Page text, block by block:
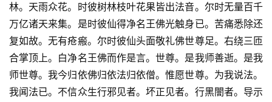
林。天雨众花。时彼树林枝叶花果皆出法音。尔时无量百千
万亿诸天来集。是时彼仙得净名王佛光触身已。苦痛悉除还
复如故。无有疮瘢。尔时彼仙头面敬礼佛世尊足。右绕三匝
合掌顶上。白净名王佛而作是言。世尊。是我师善逝。是我
师世尊。我今归依佛归依法归依僧。惟愿世尊。为我说法。
我闻法已。不信众生行邪见者。坏正见者。行黑闇者。导示